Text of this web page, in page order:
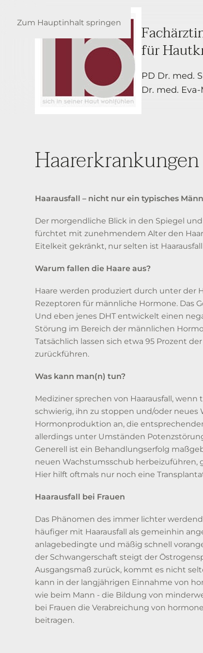
Zum Hauptinhalt springen
für
PD Dr. med.
Dr. med.
Haarerkrankungen
Haarausfall – nicht nur ein typisches
Der morgendliche Blick in den Spiegel
fürchtet mit zunehmendem Alter den
Eitelkeit gekränkt, nur selten ist
Warum fallen die Haare aus?
Haare werden produziert durch unter der
Rezeptoren für männliche Hormone. Das
Und eben jenes DHT entwickelt einen
Störung im Bereich der männlichen
Tatsächlich lassen sich etwa 95 Prozent
zurückführen.
Was kann man(n) tun?
Mediziner sprechen von Haarausfall,
schwierig, ihn zu stoppen und/oder
Hormonproduktion an, die
allerdings unter Umständen
Generell ist ein Behandlungserfolg
neuen Wachstumsschub herbeizuführen,
Hier hilft oftmals nur noch eine
Haarausfall bei Frauen
Das Phänomen des immer lichter
häufiger mit Haarausfall als gemeinhin
anlagebedingte und mäßig schnell
der Schwangerschaft steigt der
Ausgangsmaß zurück, kommt es nicht
kann in der langjährigen Einnahme von
wie beim Mann - die Bildung von
bei Frauen die Verabreichung von
beitragen.